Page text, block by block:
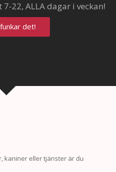
22, ALLA dagar i veckan!
det!
kaniner eller tjänster är du